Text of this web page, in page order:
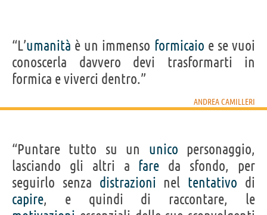
“L’umanità è un immenso formicaio e se vuoi
conoscerla davvero devi trasformarti in
formica e viverci dentro.”
ANDREA CAMILLERI
“Puntare tutto su un unico personaggio,
lasciando gli altri a fare da sfondo, per
seguirlo senza distrazioni nel tentativo di
capire, e quindi di raccontare, le